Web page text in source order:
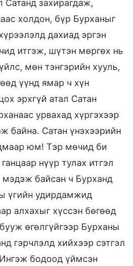
Сатанд захирагдаж,
холдон, бүр Бурханыг
дахиад эргэн
итгэж, шүтэн мөргөх нь
мөн тэнгэрийн хууль,
үүнд ямар ч хүн
эрхгүй атал Сатан
урвахад хүргэхээр
байна. Сатан үнэхээрийн
юм! Тэр мөчид би
нүүр тулах итгэл
мэдэж байсан ч Бурханд
үгийн удирдамжид
алхахыг хүссэн бөгөөд
өгөлгүйгээр Бурханы
гэрчлэлд хийхээр сэтгэл
бодоод үймсэн